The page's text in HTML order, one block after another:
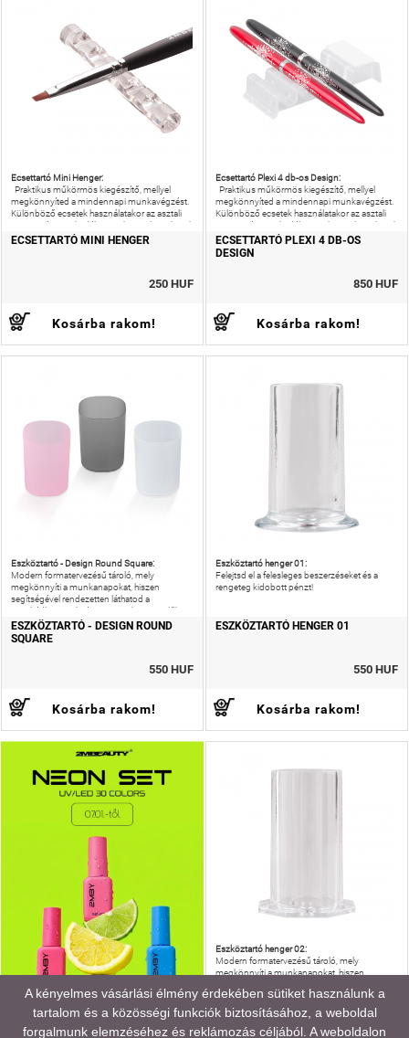
Ecsettartó Mini Henger:
Praktikus műkörmös kiegészítő, mellyel
megkönnyíted a mindennapi munkavégzést.
Különböző ecsetek használatakor az asztali
ecsettartó megakadályozza, hogy elguruljanak
azok az ecsetek, amelyekre
ECSETTARTÓ MINI HENGER
250 HUF
Kosárba rakom!
Ecsettartó Plexi 4 db-os Design:
Praktikus műkörmös kiegészítő, mellyel
megkönnyíted a mindennapi munkavégzést.
Különböző ecsetek használatakor az asztali
ecsettartó megakadályozza, hogy elguruljanak
azok az ecsetek,
ECSETTARTÓ PLEXI 4 DB-OS
DESIGN
850 HUF
Kosárba rakom!
Eszköztartó - Design Round Square:
Modern formatervezésű tároló, mely
megkönnyíti a munkanapokat, hiszen
segítségével rendezetten láthatod a
munkádhoz szükséges ecseteket, reszelőket.
ESZKÖZTARTÓ - DESIGN ROUND
SQUARE
550 HUF
Kosárba rakom!
Eszköztartó henger 01:
Felejtsd el a felesleges beszerzéseket és a
rengeteg kidobott pénzt!
ESZKÖZTARTÓ HENGER 01
550 HUF
Kosárba rakom!
Eszköztartó henger 02:
Modern formatervezésű tároló, mely
megkönnyíti a munkanapokat, hiszen
munkádhoz szükséges ecseteket, reszelőket.
ESZKÖZTARTÓ HENGER 02
A kényelmes vásárlási élmény érdekében sütiket használunk a
tartalom és a közösségi funkciók biztosításához, a weboldal
forgalmunk elemzéséhez és reklámozás céljából. A weboldalon